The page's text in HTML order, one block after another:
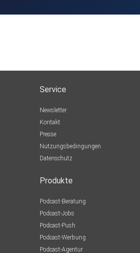
Service
Newsletter
Kontakt
Presse
Nutzungsbedingungen
Datenschutz
Produkte
Podcast-Beratung
Podcast-Jobs
Podcast-Push
Podcast-Werbung
Podcast-Agentur